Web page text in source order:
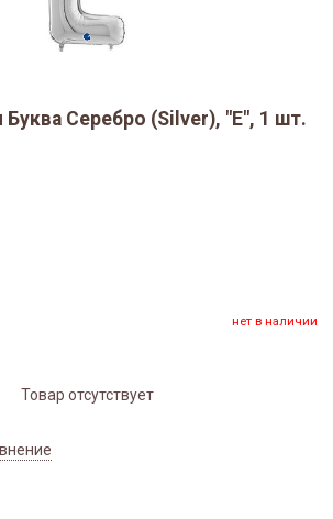
Серебро (Silver), "Е", 1 шт.
нет в наличии
Товар отсутствует